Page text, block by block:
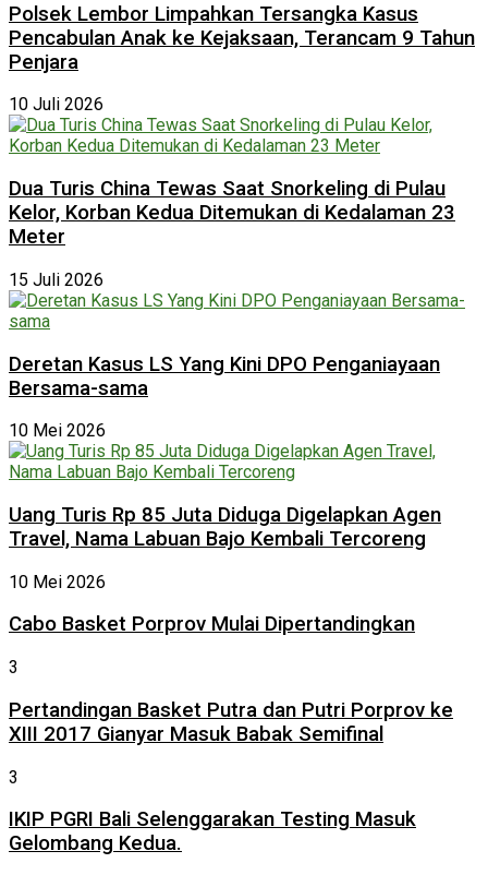
Polsek Lembor Limpahkan Tersangka Kasus
Pencabulan Anak ke Kejaksaan, Terancam 9 Tahun
Penjara
10 Juli 2026
Dua Turis China Tewas Saat Snorkeling di Pulau
Kelor, Korban Kedua Ditemukan di Kedalaman 23
Meter
15 Juli 2026
Deretan Kasus LS Yang Kini DPO Penganiayaan
Bersama-sama
10 Mei 2026
Uang Turis Rp 85 Juta Diduga Digelapkan Agen
Travel, Nama Labuan Bajo Kembali Tercoreng
10 Mei 2026
Cabo Basket Porprov Mulai Dipertandingkan
3
Pertandingan Basket Putra dan Putri Porprov ke
XIII 2017 Gianyar Masuk Babak Semifinal
3
IKIP PGRI Bali Selenggarakan Testing Masuk
Gelombang Kedua.